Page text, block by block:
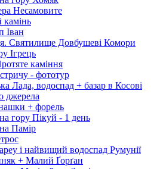
Несамовите
Іван
Святилище Довбушеві Комори
Ігрець
каміння
- фототур
Лада, водоспад + базар в Косові
джерела
+ форель
гору Пікуй - 1 день
Памір
і найвищий водоспад Румунії
+ Малий Ґорґан